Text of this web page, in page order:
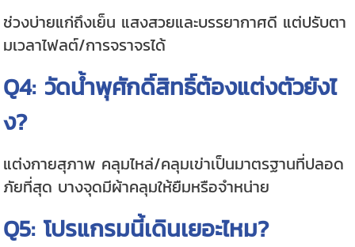
ช่วงบ่ายแก่ถึงเย็น แสงสวยและบรรยากาศดี แต่ปรับตา
มเวลาไฟลต์/การจราจรได้
Q4: วัดน้ำพุศักดิ์สิทธิ์ต้องแต่งตัวยังไ
ง?
แต่งกายสุภาพ คลุมไหล่/คลุมเข่าเป็นมาตรฐานที่ปลอด
ภัยที่สุด บางจุดมีผ้าคลุมให้ยืมหรือจำหน่าย
Q5: โปรแกรมนี้เดินเยอะไหม?